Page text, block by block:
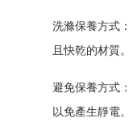
洗滌保養方式
且快乾的材質。
避免保養方式
以免產生靜電。